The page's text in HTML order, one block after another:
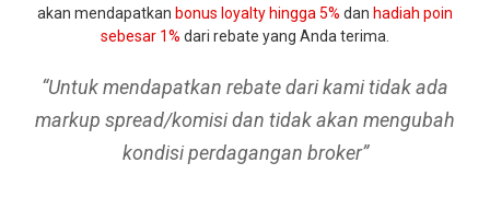
akan mendapatkan bonus loyalty hingga 5% dan hadiah poin
sebesar 1% dari rebate yang Anda terima.
“Untuk mendapatkan rebate dari kami tidak ada
markup spread/komisi dan tidak akan mengubah
kondisi perdagangan broker”